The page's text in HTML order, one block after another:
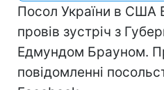
Посол України в США
провів зустріч з
Едмундом Брауном.
повідомленні